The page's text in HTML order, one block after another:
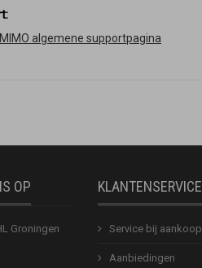
algemene supportpagina
OP
Groningen
KLANTENSERVICE
Service bij aankoop
Aanbiedingen